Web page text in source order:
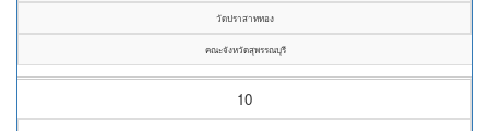
วัดปราสาททอง
คณะจังหวัดสุพรรณบุรี
10